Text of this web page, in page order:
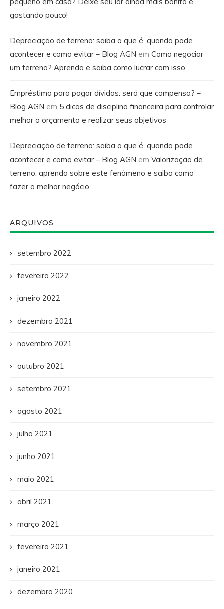
gastando pouco!
Depreciação de terreno: saiba o que é, quando pode
acontecer e como evitar – Blog AGN em Como negociar
um terreno? Aprenda e saiba como lucrar com isso
Empréstimo para pagar dívidas: será que compensa? –
Blog AGN em 5 dicas de disciplina financeira para controlar
melhor o orçamento e realizar seus objetivos
Depreciação de terreno: saiba o que é, quando pode
acontecer e como evitar – Blog AGN em Valorização de
terreno: aprenda sobre este fenômeno e saiba como
fazer o melhor negócio
ARQUIVOS
setembro 2022
fevereiro 2022
janeiro 2022
dezembro 2021
novembro 2021
outubro 2021
setembro 2021
agosto 2021
julho 2021
junho 2021
maio 2021
abril 2021
março 2021
fevereiro 2021
janeiro 2021
dezembro 2020